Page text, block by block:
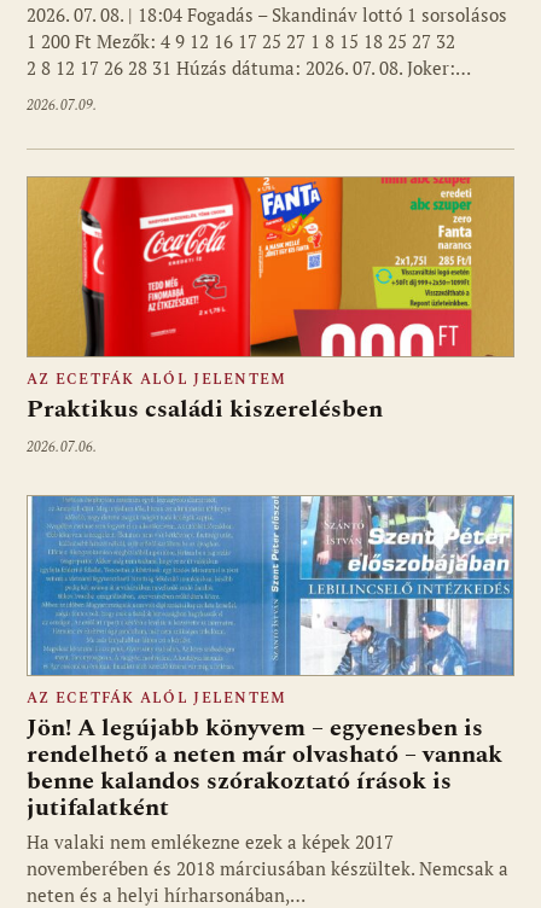
2026. 07. 08. | 18:04 Fogadás – Skandináv lottó 1 sorsolásos
1 200 Ft Mezők: 4 9 12 16 17 25 27 1 8 15 18 25 27 32
2 8 12 17 26 28 31 Húzás dátuma: 2026. 07. 08. Joker:…
2026.07.09.
AZ ECETFÁK ALÓL JELENTEM
Praktikus családi kiszerelésben
2026.07.06.
AZ ECETFÁK ALÓL JELENTEM
Jön! A legújabb könyvem – egyenesben is
rendelhető a neten már olvasható – vannak
benne kalandos szórakoztató írások is
jutifalatként
Ha valaki nem emlékezne ezek a képek 2017
novemberében és 2018 márciusában készültek. Nemcsak a
neten és a helyi hírharsonában,…